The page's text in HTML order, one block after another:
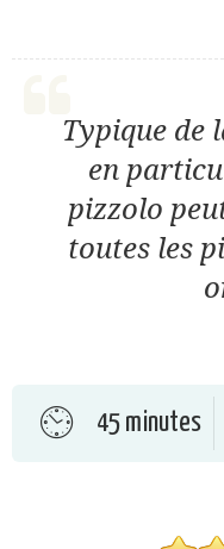
Typique de
en
pizzolo
toutes les
45 minutes